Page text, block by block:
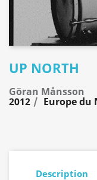
UP NORTH
Göran Månsson
2012 Europe du
Description